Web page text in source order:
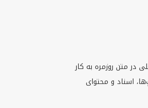
در متن روزمره به کار
اسناد و محتوای